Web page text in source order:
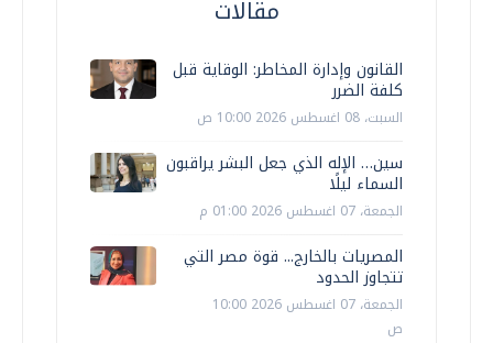
مقالات
القانون وإدارة المخاطر: الوقاية قبل
كلفة الضرر
السبت، 08 اغسطس 2026 10:00 ص
سين… الإله الذي جعل البشر يراقبون
السماء ليلًا
الجمعة، 07 اغسطس 2026 01:00 م
المصريات بالخارج... قوة مصر التي
تتجاوز الحدود
الجمعة، 07 اغسطس 2026 10:00
ص